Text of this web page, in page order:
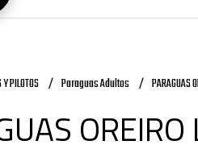
PILOTOS Paraguas Adultos PARAGUAS
OREIRO